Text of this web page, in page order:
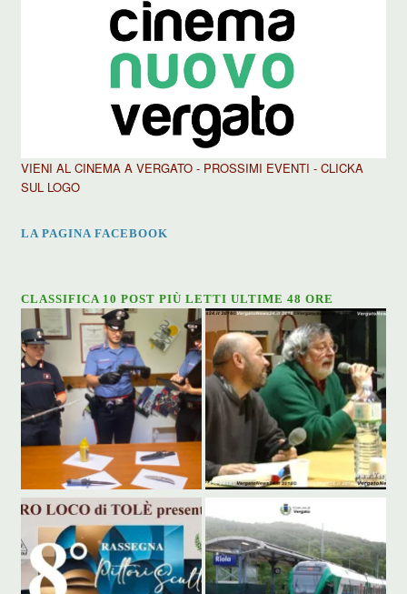
VIENI AL CINEMA A VERGATO - PROSSIMI EVENTI - CLICKA
SUL LOGO
LA PAGINA FACEBOOK
CLASSIFICA 10 POST PIÙ LETTI ULTIME 48 ORE